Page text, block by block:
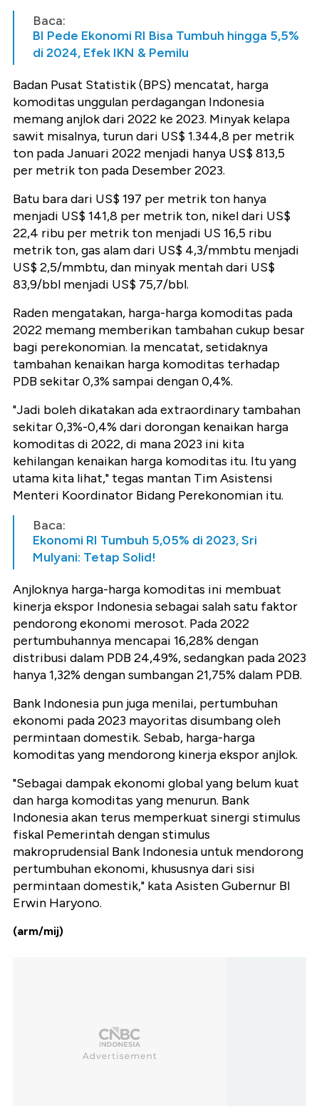
Baca:
BI Pede Ekonomi RI Bisa Tumbuh hingga 5,5%
di 2024, Efek IKN & Pemilu
Badan Pusat Statistik (BPS) mencatat, harga
komoditas unggulan perdagangan Indonesia
memang anjlok dari 2022 ke 2023. Minyak kelapa
sawit misalnya, turun dari US$ 1.344,8 per metrik
ton pada Januari 2022 menjadi hanya US$ 813,5
per metrik ton pada Desember 2023.
Batu bara dari US$ 197 per metrik ton hanya
menjadi US$ 141,8 per metrik ton, nikel dari US$
22,4 ribu per metrik ton menjadi US 16,5 ribu
metrik ton, gas alam dari US$ 4,3/mmbtu menjadi
US$ 2,5/mmbtu, dan minyak mentah dari US$
83,9/bbl menjadi US$ 75,7/bbl.
Raden mengatakan, harga-harga komoditas pada
2022 memang memberikan tambahan cukup besar
bagi perekonomian. Ia mencatat, setidaknya
tambahan kenaikan harga komoditas terhadap
PDB sekitar 0,3% sampai dengan 0,4%.
"Jadi boleh dikatakan ada extraordinary tambahan
sekitar 0,3%-0,4% dari dorongan kenaikan harga
komoditas di 2022, di mana 2023 ini kita
kehilangan kenaikan harga komoditas itu. Itu yang
utama kita lihat," tegas mantan Tim Asistensi
Menteri Koordinator Bidang Perekonomian itu.
Baca:
Ekonomi RI Tumbuh 5,05% di 2023, Sri
Mulyani: Tetap Solid!
Anjloknya harga-harga komoditas ini membuat
kinerja ekspor Indonesia sebagai salah satu faktor
pendorong ekonomi merosot. Pada 2022
pertumbuhannya mencapai 16,28% dengan
distribusi dalam PDB 24,49%, sedangkan pada 2023
hanya 1,32% dengan sumbangan 21,75% dalam PDB.
Bank Indonesia pun juga menilai, pertumbuhan
ekonomi pada 2023 mayoritas disumbang oleh
permintaan domestik. Sebab, harga-harga
komoditas yang mendorong kinerja ekspor anjlok.
"Sebagai dampak ekonomi global yang belum kuat
dan harga komoditas yang menurun. Bank
Indonesia akan terus memperkuat sinergi stimulus
fiskal Pemerintah dengan stimulus
makroprudensial Bank Indonesia untuk mendorong
pertumbuhan ekonomi, khususnya dari sisi
permintaan domestik," kata Asisten Gubernur BI
Erwin Haryono.
(arm/mij)